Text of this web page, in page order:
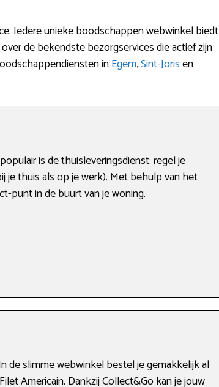
Iedere unieke boodschappen webwinkel biedt
de bekendste bezorgservices die actief zijn
inEgem,Sint-Jorisen
is de thuisleveringsdienst: regel je
je thuis als op je werk). Met behulp van het
punt in de buurt van je woning.
de slimme webwinkel bestel je gemakkelijk al
Americain. Dankzij Collect&Go kan je jouw